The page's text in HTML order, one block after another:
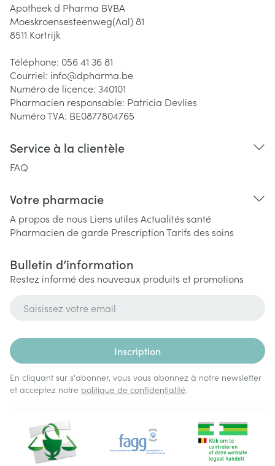
Apotheek d Pharma BVBA
Moeskroensesteenweg(Aal) 81
8511 Kortrijk
Téléphone: 056 41 36 81
Courriel: info@dpharma.be
Numéro de licence: 340101
Pharmacien responsable: Patricia Devlies
Numéro TVA: BE0877804765
Service à la clientèle
FAQ
Votre pharmacie
A propos de nous Liens utiles Actualités santé
Pharmacien de garde PrescriptionTarifs des soins
Bulletin d’information
Restez informé des nouveaux produits et promotions
Inscription
En cliquant sur s'abonner, vous vous abonnez à notre newsletter
et acceptez notre politique de confidentialité.